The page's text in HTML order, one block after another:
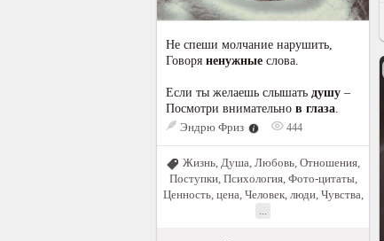
Не спеши молчание нарушить,
Говоря ненужные слова.
Если ты желаешь слышать душу –
Посмотри внимательно в глаза.
Эндрю Фриз
444
Жизнь, Душа, Любовь, Отношения,
Поступки, Психология, Фото-цитаты,
Ценность, цена, Человек, люди, Чувства,
...